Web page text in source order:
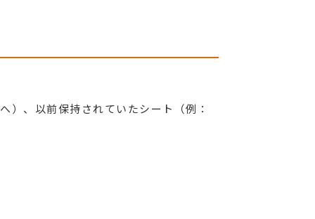
）、以前保持されていたシート（例：